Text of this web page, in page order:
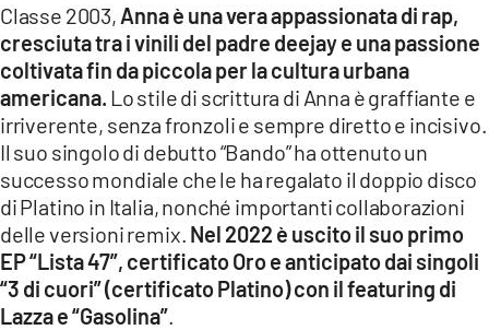
LACAPITALENEWS.IT
App
ANDROID
APPLE
Classe 2003, Anna è una vera appassionata di rap,
cresciuta tra i vinili del padre deejay e una passione
coltivata fin da piccola per la cultura urbana
americana. Lo stile di scrittura di Anna è graffiante e
irriverente, senza fronzoli e sempre diretto e incisivo.
Il suo singolo di debutto “Bando” ha ottenuto un
successo mondiale che le ha regalato il doppio disco
di Platino in Italia, nonché importanti collaborazioni
delle versioni remix. Nel 2022 è uscito il suo primo
EP “Lista 47”, certificato Oro e anticipato dai singoli
“3 di cuori” (certificato Platino) con il featuring di
Lazza e “Gasolina”